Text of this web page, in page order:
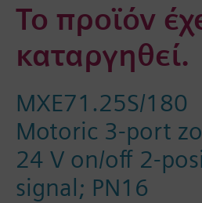
Το προϊόν
καταργηθεί.
MXE71.25S/180
Motoric 3-port
24 V on/off 2-
signal; PN16